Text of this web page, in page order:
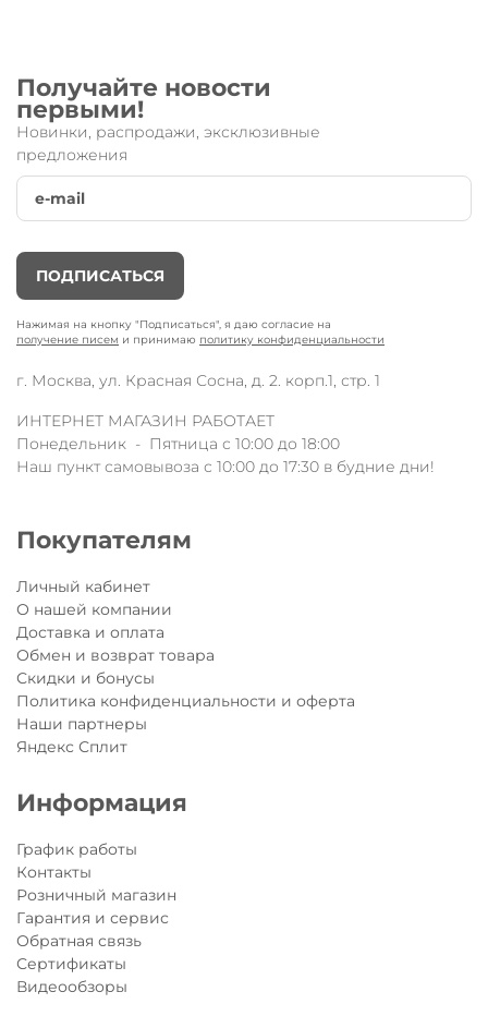
Получайте новости
первыми!
Новинки, распродажи, эксклюзивные
предложения
ПОДПИСАТЬСЯ
Нажимая на кнопку "Подписаться", я даю согласие на
получение писем и принимаю политику конфиденциальности
г. Москва, ул. Красная Сосна, д. 2. корп.1, стр. 1
ИНТЕРНЕТ МАГАЗИН РАБОТАЕТ
Понедельник - Пятница с 10:00 до 18:00
Наш пункт самовывоза с 10:00 до 17:30 в будние дни!
Покупателям
Личный кабинет
О нашей компании
Доставка и оплата
Обмен и возврат товара
Скидки и бонусы
Политика конфиденциальности и оферта
Наши партнеры
Яндекс Сплит
Информация
График работы
Контакты
Розничный магазин
Гарантия и сервис
Обратная связь
Сертификаты
Видеообзоры